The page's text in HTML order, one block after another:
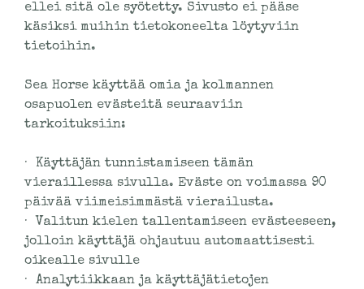
ellei sitä ole syötetty. Sivusto ei pääse
käsiksi muihin tietokoneelta löytyviin
tietoihin.
Sea Horse käyttää omia ja kolmannen
osapuolen evästeitä seuraaviin
tarkoituksiin:
· Käyttäjän tunnistamiseen tämän
vieraillessa sivulla. Eväste on voimassa 90
päivää viimeisimmästä vierailusta.
· Valitun kielen tallentamiseen evästeeseen,
jolloin käyttäjä ohjautuu automaattisesti
oikealle sivulle
· Analytiikkaan ja käyttäjätietojen